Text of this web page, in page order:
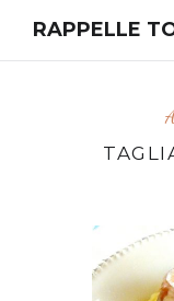
RAPPELLE